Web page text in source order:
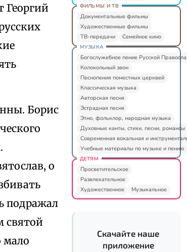
Георгий
Борис
о
подражал
святой
мало
ФИЛЬМЫ И ТВ
Документальные фильмы
Художественные фильмы
ТВ-передачи
Семейное кино
МУЗЫКА
Богослужебное пение Русской
Колокольный звон
Песнопения поместных церквей
Классическая музыка
Авторская песня
Эстрадная песня
Этно, фольклор, народная музыка
Духовные канты, стихи, песни, романсы
Современная вокальная и
Учебные материалы по музыке и пению
ДЕТЯМ
Просветительское
Развлекательное
Художественное
Музыкальное
Скачайте наше
приложение